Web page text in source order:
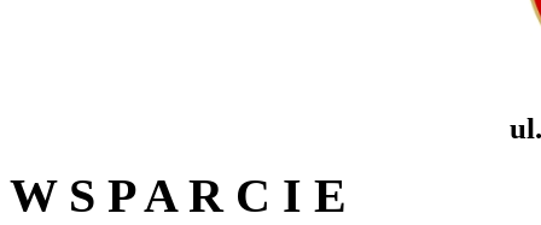
W S P A R C I E